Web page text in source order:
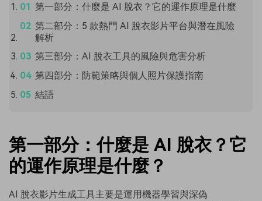
第一部分：什麼是 AI 脫衣？它的運作原理是什麼
第二部分：5 款熱門 AI 脫衣影片平台與潛在風險
解析
第三部分：AI 脫衣工具的風險與危害分析
第四部分：防範策略與個人照片保護指南
結語
第一部分：什麼是 AI 脫衣？它
的運作原理是什麼？
AI 脫衣影片生成工具主要是運用機器學習與深偽